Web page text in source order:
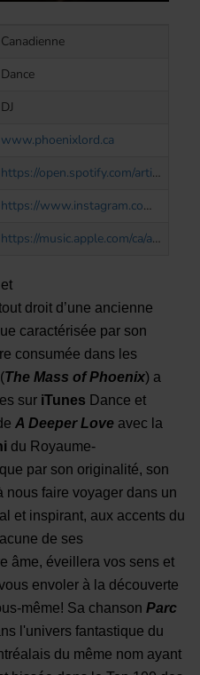
Canadienne
Dance
DJ
www.phoenixlord.ca
https://open.spotify.com/artist/7t2PIR1ijQPCyTyRAtTzWQ?si=CucHs5yRRt68xczqaDr20Q
https://www.instagram.com/phoenixlordprod/
https://music.apple.com/ca/artist/phoenix-lord/1101381459
droit d’une ancienne
caractérisée par son
consumée dans les
The Mass ofPhoenix) a
sur iTunes Dance et
A Deeper Love avec la
du Royaume-
par son originalité, son
nous faire voyager dans un
et inspirant, aux accents du
de ses
âme, éveillera vos sens et
envoler à la découverte
même! Sa chanson Parc
l'univers fantastique du
du même nom ayant